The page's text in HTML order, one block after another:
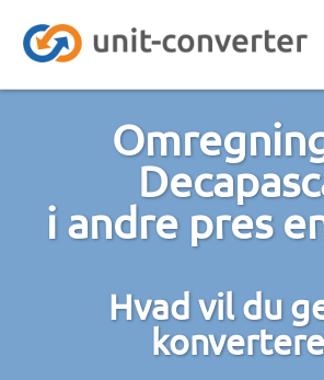
i andre pres
Hvad vil du